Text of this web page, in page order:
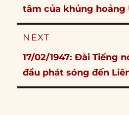
post:
tâm của khủng hoảng
NEXT
Next
post:
17/02/1947: Đài Tiếng
đầu phát sóng đến